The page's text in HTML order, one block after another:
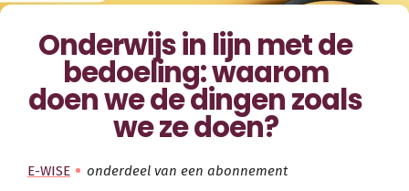
Onderwijs in lijn met de
bedoeling: waarom
doen we de dingen zoals
we ze doen?
E-WISE onderdeel van een abonnement